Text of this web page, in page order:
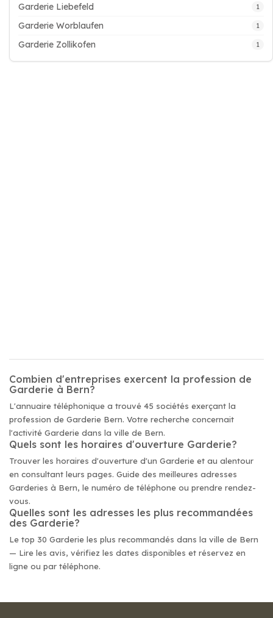
Garderie Liebefeld 1
Garderie Worblaufen 1
Garderie Zollikofen 1
Combien d'entreprises exercent la profession de
Garderie à Bern?
L'annuaire téléphonique a trouvé 45 sociétés exerçant la
profession de Garderie Bern. Votre recherche concernait
l'activité Garderie dans la ville de Bern.
Quels sont les horaires d'ouverture Garderie?
Trouver les horaires d'ouverture d'un Garderie et au alentour
en consultant leurs pages. Guide des meilleures adresses
Garderies à Bern, le numéro de téléphone ou prendre rendez-
vous.
Quelles sont les adresses les plus recommandées
des Garderie?
Le top 30 Garderie les plus recommandés dans la ville de Bern
— Lire les avis, vérifiez les dates disponibles et réservez en
ligne ou par téléphone.